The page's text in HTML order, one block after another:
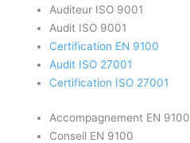
Auditeur ISO 9001
Audit ISO 9001
Certification EN 9100
Audit ISO 27001
Certification ISO 27001
Accompagnement EN 9100
Conseil EN 9100